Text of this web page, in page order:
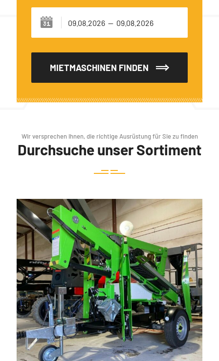
MIETMASCHINEN FINDEN
Wir versprechen Ihnen, die richtige Ausrüstung für Sie zu finden
Durchsuche unser Sortiment